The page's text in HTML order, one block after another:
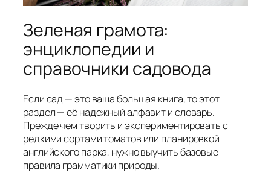
Зеленая грамота:
энциклопедии и
справочники садовода
Если сад — это ваша большая книга, то этот
раздел — её надежный алфавит и словарь.
Прежде чем творить и экспериментировать с
редкими сортами томатов или планировкой
английского парка, нужно выучить базовые
правила грамматики природы.